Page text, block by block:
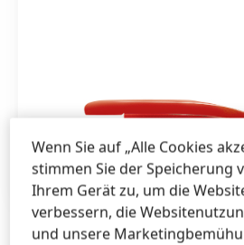
1 von 3
Wenn Sie auf „Alle Cookies
stimmen Sie der Speicherung
Ihrem Gerät zu, um die
verbessern, die
und unsere